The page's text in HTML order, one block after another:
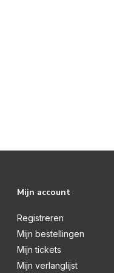
Mijn account
Registreren
Mijn bestellingen
Mijn tickets
Mijn verlanglijst